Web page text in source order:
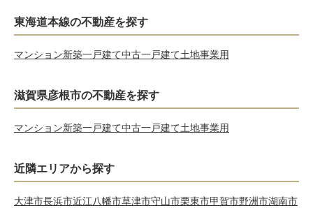
東海道本線の不動産を探す
マンション新築一戸建て中古一戸建て土地事業用
滋賀県彦根市の不動産を探す
マンション新築一戸建て中古一戸建て土地事業用
近隣エリアから探す
大津市長浜市近江八幡市草津市守山市栗東市甲賀市野洲市湖南市